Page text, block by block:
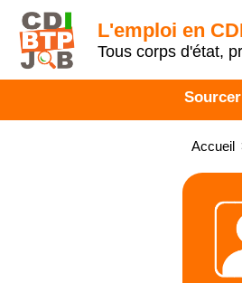
L'emploi en
Tous corps d'état,
Accueil